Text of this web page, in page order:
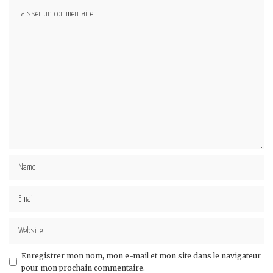
Enregistrer mon nom, mon e-mail et mon site dans le navigateur
pour mon prochain commentaire.